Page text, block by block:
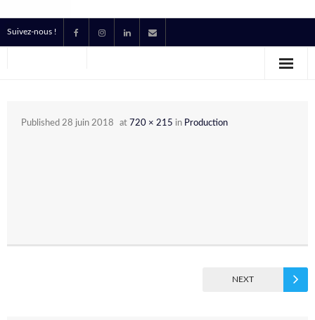
Suivez-nous !
Prestataire Technique Événementiel
Published 28 juin 2018 at 720 × 215 in Production
NEXT